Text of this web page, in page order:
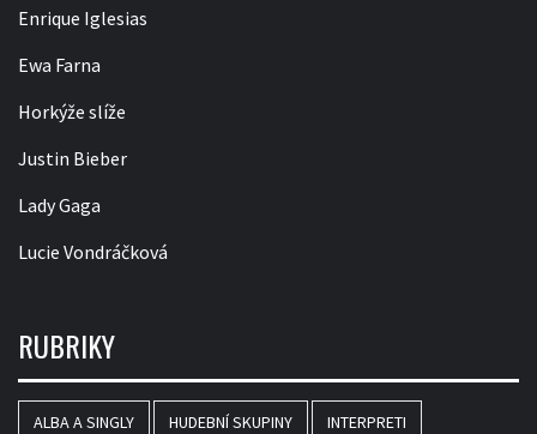
Enrique Iglesias
Ewa Farna
Horkýže slíže
Justin Bieber
Lady Gaga
Lucie Vondráčková
RUBRIKY
ALBA A SINGLY HUDEBNÍ SKUPINY INTERPRETI